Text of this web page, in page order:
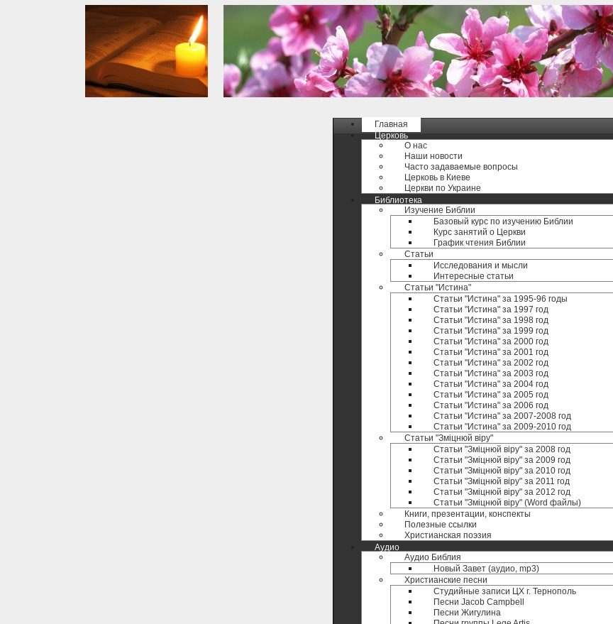
Главная
Церковь
О нас
Наши новости
Часто задаваемые вопросы
Церковь в Киеве
Церкви по Украине
Библиотека
Изучение Библии
Базовый курс по изучению Библии
Курс занятий о Церкви
График чтения Библии
Статьи
Исследования и мысли
Интересные статьи
Статьи "Истина"
Статьи "Истина" за 1995-96 годы
Статьи "Истина" за 1997 год
Статьи "Истина" за 1998 год
Статьи "Истина" за 1999 год
Статьи "Истина" за 2000 год
Статьи "Истина" за 2001 год
Статьи "Истина" за 2002 год
Статьи "Истина" за 2003 год
Статьи "Истина" за 2004 год
Статьи "Истина" за 2005 год
Статьи "Истина" за 2006 год
Статьи "Истина" за 2007-2008 год
Статьи "Истина" за 2009-2010 год
Статьи "Зміцнюй віру"
Статьи "Зміцнюй віру" за 2008 год
Статьи "Зміцнюй віру" за 2009 год
Статьи "Зміцнюй віру" за 2010 год
Статьи "Зміцнюй віру" за 2011 год
Статьи "Зміцнюй віру" за 2012 год
Статьи "Зміцнюй віру" (Word файлы)
Книги, презентации, конспекты
Полезные ccылки
Христианская поэзия
Аудио
Аудио Библия
Новый Завет (аудио, mp3)
Христианские песни
Студийные записи ЦХ г. Тернополь
Песни Jacob Campbell
Песни Жигулина